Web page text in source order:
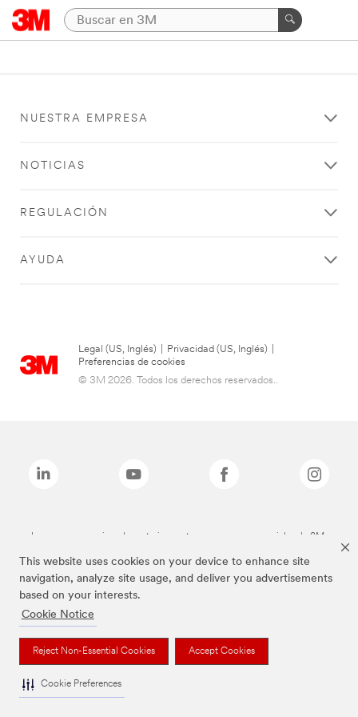
This website uses cookies on your device to enhance site
navigation, analyze site usage, and deliver you advertisements
based on your interests.
Cookie Notice
Reject Non-Essential Cookies Accept Cookies
Cookie Preferences
NUESTRA EMPRESA
NOTICIAS
REGULACIÓN
AYUDA
Legal (US, Inglés) Privacidad (US, Inglés)
Preferencias de cookies
© 3M 2026. Todos los derechos reservados..
Las marcas mencionadas anteriormente son marcas comerciales de 3M.